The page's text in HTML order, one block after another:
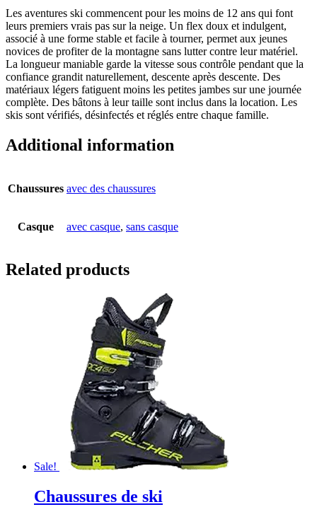
Les aventures ski commencent pour les moins de 12 ans qui font
leurs premiers vrais pas sur la neige. Un flex doux et indulgent,
associé à une forme stable et facile à tourner, permet aux jeunes
novices de profiter de la montagne sans lutter contre leur matériel.
La longueur maniable garde la vitesse sous contrôle pendant que la
confiance grandit naturellement, descente après descente. Des
matériaux légers fatiguent moins les petites jambes sur une journée
complète. Des bâtons à leur taille sont inclus dans la location. Les
skis sont vérifiés, désinfectés et réglés entre chaque famille.
Additional information
Chaussures avec des chaussures
Casque avec casque, sans casque
Related products
Sale!
Chaussures de ski